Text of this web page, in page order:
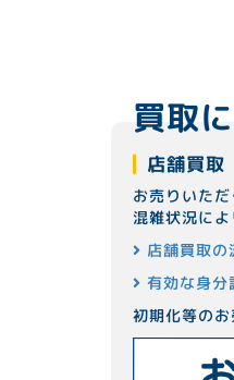
買取
店舗買取
お売りいた
混雑状況に
店舗買取の
有効な身分
初期化等の